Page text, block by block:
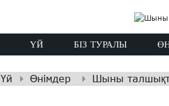
ҮЙ БІЗ ТУРАЛЫ
Үй Өнімдер Шыны